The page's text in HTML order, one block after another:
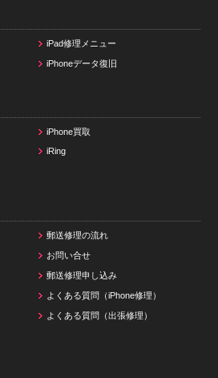
iPad修理メニュー
iPhoneデータ復旧
iPhone買取
iRing
郵送修理の流れ
お問い合せ
郵送修理申し込み
よくある質問（iPhone修理）
よくある質問（出張修理）